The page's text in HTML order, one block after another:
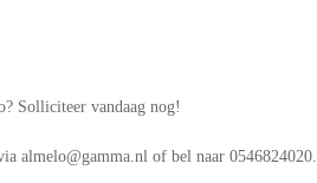
Solliciteer vandaag nog!
almelo@gamma.nl of bel naar 0546824020.